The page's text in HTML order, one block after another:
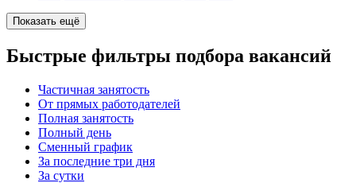
Показать ещё
Быстрые фильтры подбора вакансий
Частичная занятость
От прямых работодателей
Полная занятость
Полный день
Сменный график
За последние три дня
За сутки